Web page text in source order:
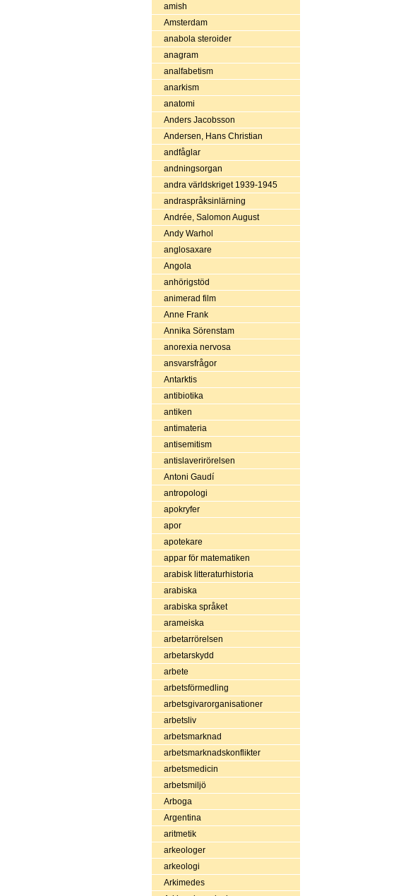
amish
Amsterdam
anabola steroider
anagram
analfabetism
anarkism
anatomi
Anders Jacobsson
Andersen, Hans Christian
andfåglar
andningsorgan
andra världskriget 1939-1945
andraspråksinlärning
Andrée, Salomon August
Andy Warhol
anglosaxare
Angola
anhörigstöd
animerad film
Anne Frank
Annika Sörenstam
anorexia nervosa
ansvarsfrågor
Antarktis
antibiotika
antiken
antimateria
antisemitism
antislaverirörelsen
Antoni Gaudí
antropologi
apokryfer
apor
apotekare
appar för matematiken
arabisk litteraturhistoria
arabiska
arabiska språket
arameiska
arbetarrörelsen
arbetarskydd
arbete
arbetsförmedling
arbetsgivarorganisationer
arbetsliv
arbetsmarknad
arbetsmarknadskonflikter
arbetsmedicin
arbetsmiljö
Arboga
Argentina
aritmetik
arkeologer
arkeologi
Arkimedes